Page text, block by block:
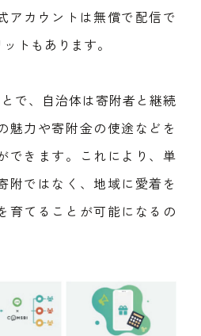
アカウントは無償で配信で
ットもあります。
で、自治体は寄附者と継続
魅力や寄附金の使途などを
できます。これにより、単
附ではなく、地域に愛着を
育てることが可能になるの